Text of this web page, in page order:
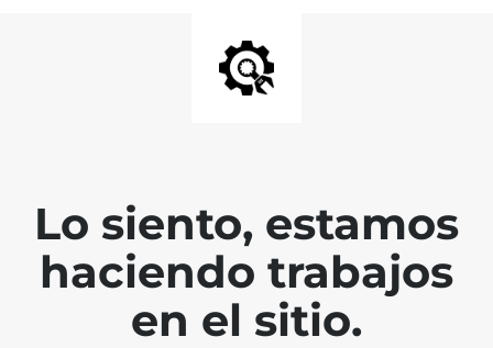
Lo siento, estamos
haciendo trabajos
en el sitio.